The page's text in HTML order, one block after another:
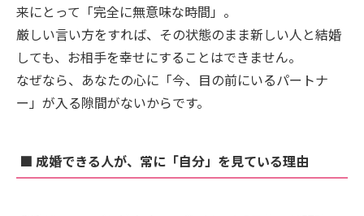
来にとって「完全に無意味な時間」。
厳しい言い方をすれば、その状態のまま新しい人と結婚
しても、お相手を幸せにすることはできません。
なぜなら、あなたの心に「今、目の前にいるパートナ
ー」が入る隙間がないからです。
■ 成婚できる人が、常に「自分」を見ている理由